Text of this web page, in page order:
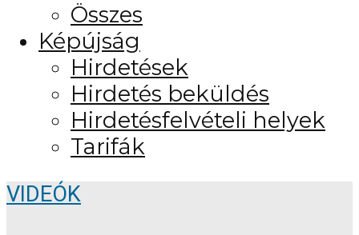
Összes
Képújság
Hirdetések
Hirdetés beküldés
Hirdetésfelvételi helyek
Tarifák
VIDEÓK